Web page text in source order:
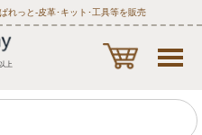
れっと‐皮革･キット･工具等を販売
上